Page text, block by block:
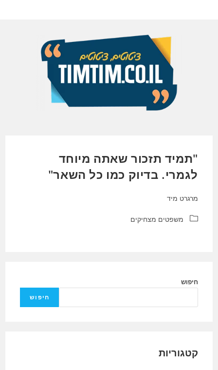
"תמיד תזכור שאתה מיוחד
לגמרי. בדיוק כמו כל השאר"
מרגרט מיד
קטגוריה:משפטים מצחיקים
חיפוש
חיפוש
קטגוריות